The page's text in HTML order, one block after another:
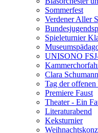
Sommerfest
Verdener Aller
Spieleturnier
UNISONO
Clara
Tag der
Premiere Faust
Theater - Ein
Literaturabend
Keksturnier